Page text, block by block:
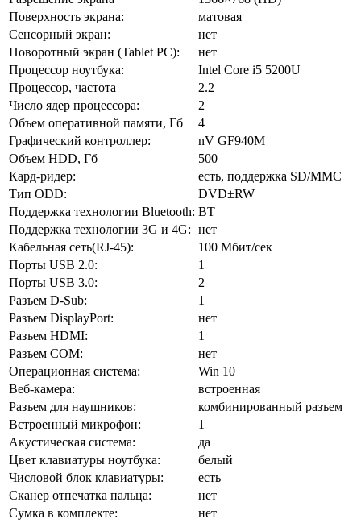
Поверхность экрана:
матовая
Сенсорный экран:
нет
Поворотный экран (Tablet PC):
нет
Процессор ноутбука:
Intel Core i5 5200U
Процессор, частота
2.2
Число ядер процессора:
2
Объем оперативной памяти, Гб
4
Графический контроллер:
nV GF940M
Объем HDD, Гб
500
Кард-ридер:
есть, поддержка SD/MMC
Тип ODD:
DVD±RW
Поддержка технологии Bluetooth: BT
Поддержка технологии 3G и 4G: нет
Кабельная сеть(RJ-45):
100 Мбит/сек
Порты USB 2.0:
1
Порты USB 3.0:
2
Разъем D-Sub:
1
Разъем DisplayPort:
нет
Разъем HDMI:
1
Разъем COM:
нет
Операционная система:
Win 10
Веб-камера:
встроенная
Разъем для наушников:
комбинированный разъем
Встроенный микрофон:
1
Акустическая система:
да
Цвет клавиатуры ноутбука:
белый
Числовой блок клавиатуры:
есть
Сканер отпечатка пальца:
нет
Сумка в комплекте:
нет